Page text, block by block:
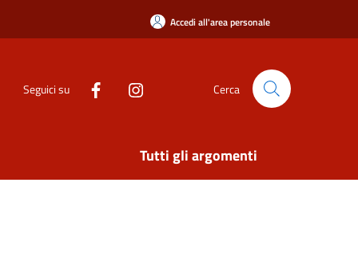
Accedi all'area personale
Seguici su Cerca
Tutti gli argomenti